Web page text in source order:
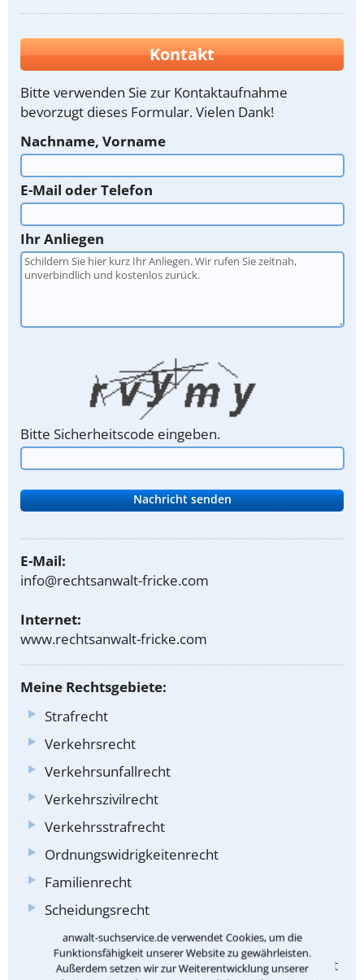
anwalt-suchservice.de verwendet Cookies, um die
Funktionsfähigkeit unserer Website zu gewährleisten.
Außerdem setzen wir zur Weiterentwicklung unserer
Kontakt
Bitte verwenden Sie zur Kontaktaufnahme
bevorzugt dieses Formular. Vielen Dank!
Nachname, Vorname
E-Mail oder Telefon
Ihr Anliegen
Bitte Sicherheitscode eingeben.
E-Mail:
info@rechtsanwalt-fricke.com
Internet:
www.rechtsanwalt-fricke.com
Meine Rechtsgebiete:
Strafrecht
Verkehrsrecht
Verkehrsunfallrecht
Verkehrszivilrecht
Verkehrsstrafrecht
Ordnungswidrigkeitenrecht
Familienrecht
Scheidungsrecht
Kindschaftsrecht
Recht der nichtehelichen Lebensgemeinschaft